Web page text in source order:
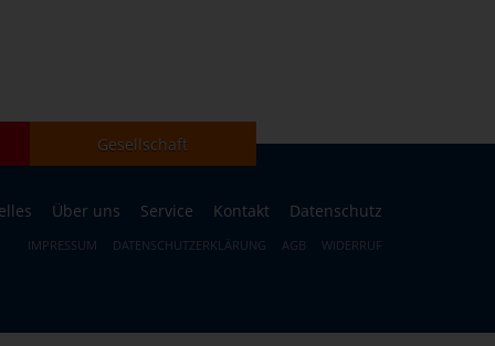
Gesellschaft
Über uns Service Kontakt Datenschutz
IMPRESSUM DATENSCHUTZERKLÄRUNG AGB WIDERRUF